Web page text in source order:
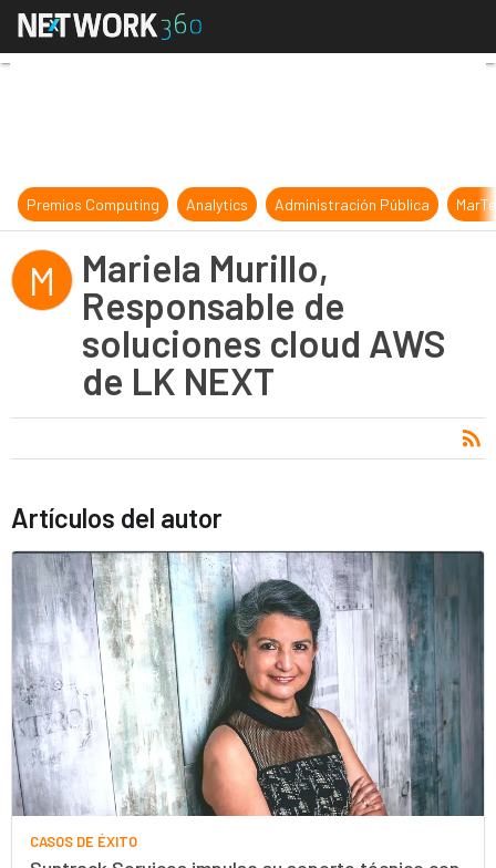
Mariela Murillo, Responsable de
Premios Computing Analytics Administración Pública
M
Mariela Murillo,
Responsable de
soluciones cloud AWS
de LK NEXT
Artículos del autor
CASOS DE ÉXITO